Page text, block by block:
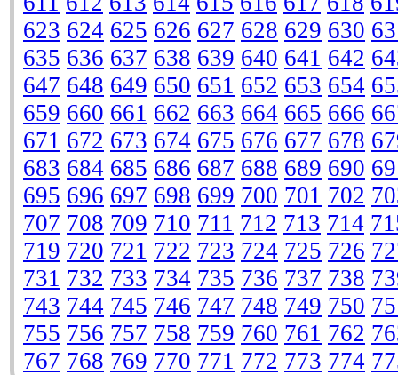
623 624 625 626 627 628 629 630
635 636 637 638 639 640 641 642
647 648 649 650 651 652 653 654
659 660 661 662 663 664 665 666
671 672 673 674 675 676 677 678
683 684 685 686 687 688 689 690
695 696 697 698 699 700 701 702
707 708 709 710 711 712 713 714
719 720 721 722 723 724 725 726
731 732 733 734 735 736 737 738
743 744 745 746 747 748 749 750
755 756 757 758 759 760 761 762
767 768 769 770 771 772 773 774